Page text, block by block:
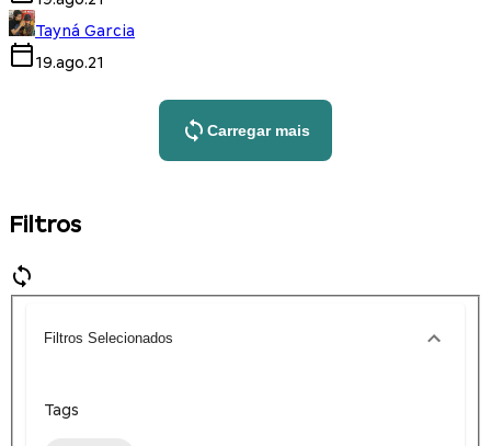
Tayná Garcia
19.ago.21
Carregar mais
Filtros
Filtros Selecionados
Tags